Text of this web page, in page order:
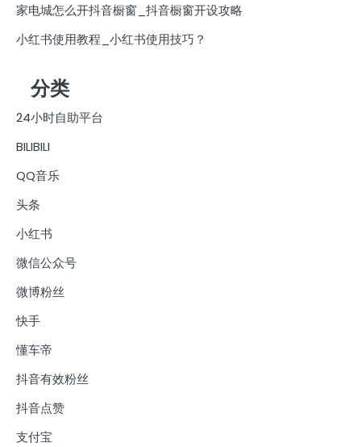
家电城怎么开抖音橱窗_抖音橱窗开设攻略
小红书使用教程_小红书使用技巧？
分类
24小时自助平台
BILIBILI
QQ音乐
头条
小红书
微信公众号
微博粉丝
快手
懂车帝
抖音有效粉丝
抖音点赞
支付宝